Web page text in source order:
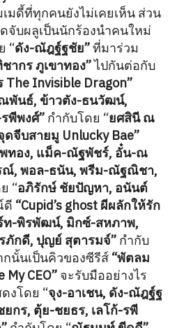
มดี้ที่ทุกคนยังไม่เคยเห็น ส่วน
จับผลูเป็นนักร้องนำคนใหม่
“ดัง-ณัฎฐ์ฐชัย”ที่มาร่วม
ากร ภูเขาทอง”ไปกันต่อกับ
The Invisible Dragon”
พันธ์, ข้าวตัง-ธนวัฒน์,
พีพงศ์” กำกับโดย “ยศสินี ณ
ดจีบสายมู Unlucky Bae”
ทอง, แม็ค-ณัฐพัชร์, อั๋น-ณ
, พอล-ธนัน, พรีม-ณัฐณิชา,
“อภิรักษ์ ชัยปัญหา, อนันต์
ดี “Cupid’s ghost ผีผลักให้รัก
ท-พิรพัฒน์, มิกซ์-สหภาพ,
กดี, ปุญย์ สุตารมจ์” กำกับ
กนั้นเป็นคิวของซีรีส์ “พัตลม
CEO” จะรับมืออย่างไร
งโดย “จุง-อาเชน, ดัง-ณัฎฐ์ฐ
ยกร, ตุ้ย-ชยธร, เลโก้-รพี